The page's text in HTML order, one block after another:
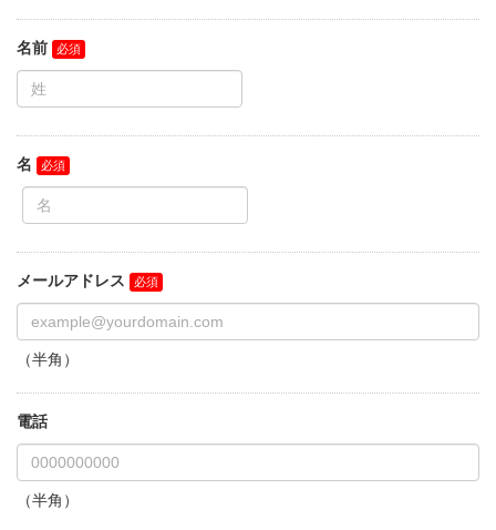
名前
名
メールアドレス
（半角）
電話
（半角）